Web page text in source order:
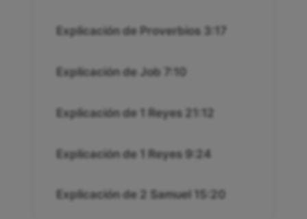
Explicación de Proverbios 3:17
Explicación de Job 7:10
Explicación de 1 Reyes 21:12
Explicación de 1 Reyes 9:24
Explicación de 2 Samuel 15:20